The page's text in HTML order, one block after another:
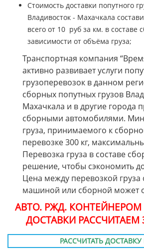
Стоимость доставки попутного
Владивосток - Махачкала
всего от 10 руб за км. в составе
зависимости от объёма груза;
Транспортная компания
активно развивает услуги
грузоперевозок в данном
сборных попутных грузов
Махачкала и в другие города
сборными автомобилями.
груза, принимаемого к
перевозке 300 кг,
Перевозка груза в составе
решение, чтобы сэкономить
Цена между перевозкой груза
машиной или сборной может
АВТО. РЖД.
ДОСТАВКИ РАССЧИТАЕМ
РАССЧИТАТЬ ДОСТАВКУ